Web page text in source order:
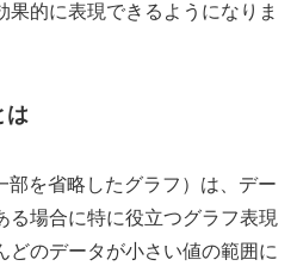
果的に表現できるようになりま
は
部を省略したグラフ）は、デー
る場合に特に役立つグラフ表現
どのデータが小さい値の範囲に